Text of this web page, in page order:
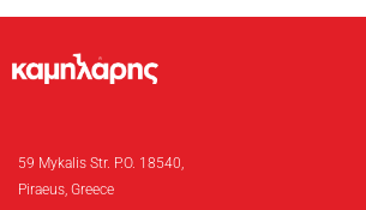
59 Mykalis Str. P.O. 18540,
Piraeus, Greece